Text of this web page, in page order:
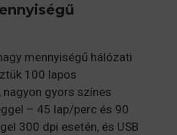
mennyiségű hálózati
100 lapos
nagyon gyors színes
– 45 lap/perc és 90
300 dpi esetén, és USB